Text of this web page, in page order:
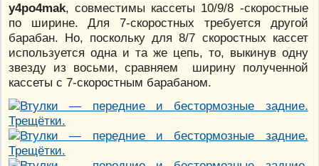
y4po4mak, совместимы кассеты 10/9/8 -скоростные
по ширине. Для 7-скоростных требуется другой
барабан. Но, поскольку для 8/7 скоростных кассет
используется одна и та же цепь, то, выкинув одну
звезду из восьми, сравняем ширину полученной
кассеты с 7-скоростным барабаном.